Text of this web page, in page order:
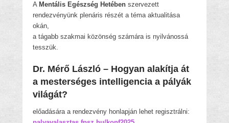
A Mentális Egészség Hetében szervezett
rendezvényünk plenáris részét a téma aktualitása
okán,
a tágabb szakmai közönség számára is nyilvánossá
tesszük.
Dr. Mérő László – Hogyan alakítja át
a mesterséges intelligencia a pályák
világát?
előadására a rendezvény honlapján lehet regisztrálni: